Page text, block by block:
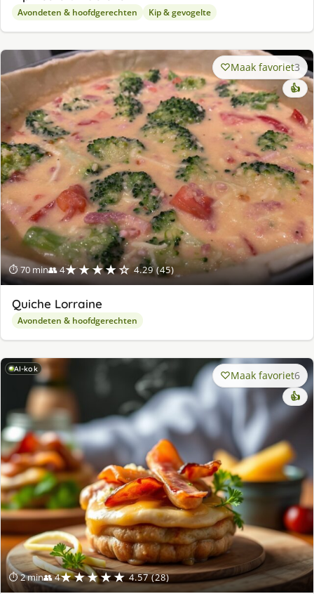
Avondeten & hoofdgerechten Kip & gevogelte
⏱ 70 min👥 4★★★★☆ 4.29 (45)
Maak favoriet3
👍
Quiche Lorraine
Avondeten & hoofdgerechten
AI-kok
⏱ 2 min👥 4★★★★★ 4.57 (28)
Maak favoriet6
👍